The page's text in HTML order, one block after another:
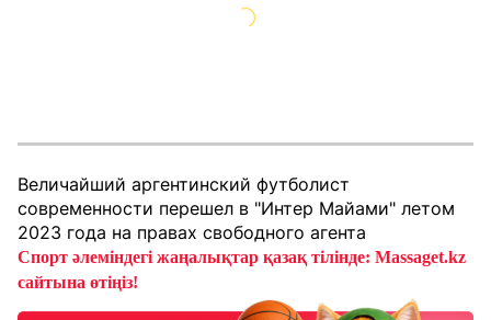
Величайший аргентинский футболист
современности перешел в "Интер Майами" летом
2023 года на правах свободного агента
Спорт әлеміндегі жаңалықтар қазақ тілінде: Massaget.kz
сайтына өтіңіз!